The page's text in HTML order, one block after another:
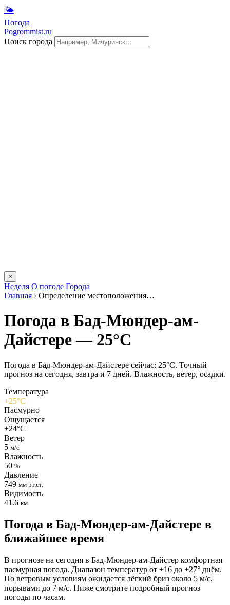
🌤
Погода
Pogrommist.ru
Поиск города
×
Неделя О погоде Города
Главная › Определение местоположения…
Погода в Бад-Мюндер-ам-
Дайстере — 25°C
Погода в Бад-Мюндер-ам-Дайстере сейчас: 25°C. Точный
прогноз на сегодня, завтра и 7 дней. Влажность, ветер, осадки.
Температура
+25°C
Пасмурно
Ощущается
+24°C
Ветер
5 м/с
Влажность
50 %
Давление
749 мм рт.ст.
Видимость
41.6 км
Погода в Бад-Мюндер-ам-Дайстере в
ближайшее время
В прогнозе на сегодня в Бад-Мюндер-ам-Дайстер комфортная
пасмурная погода. Диапазон температур от +16 до +27° днём.
По ветровым условиям ожидается лёгкий бриз около 5 м/с,
порывами до 7 м/с. Ниже смотрите подробный прогноз
погоды по часам.